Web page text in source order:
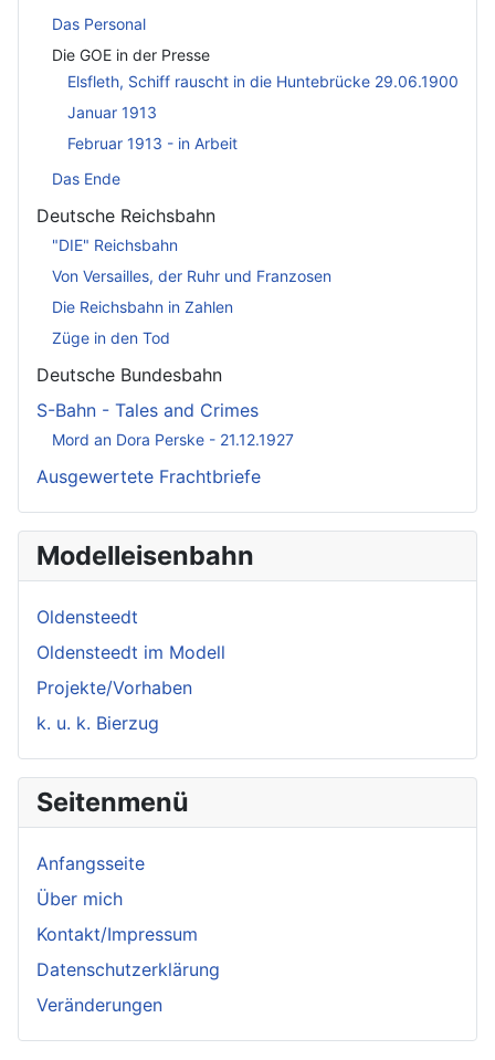
Das Personal
Die GOE in der Presse
Elsfleth, Schiff rauscht in die Huntebrücke 29.06.1900
Januar 1913
Februar 1913 - in Arbeit
Das Ende
Deutsche Reichsbahn
"DIE" Reichsbahn
Von Versailles, der Ruhr und Franzosen
Die Reichsbahn in Zahlen
Züge in den Tod
Deutsche Bundesbahn
S-Bahn - Tales and Crimes
Mord an Dora Perske - 21.12.1927
Ausgewertete Frachtbriefe
Modelleisenbahn
Oldensteedt
Oldensteedt im Modell
Projekte/Vorhaben
k. u. k. Bierzug
Seitenmenü
Anfangsseite
Über mich
Kontakt/Impressum
Datenschutzerklärung
Veränderungen